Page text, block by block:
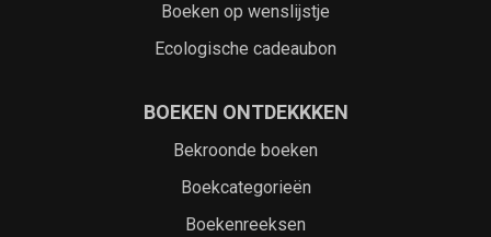
Boeken op wenslijstje
Ecologische cadeaubon
BOEKEN ONTDEKKKEN
Bekroonde boeken
Boekcategorieën
Boekenreeksen